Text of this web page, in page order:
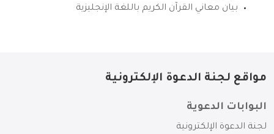
بيان معاني القرآن الكريم باللغة الإنجليزية
مواقع لجنة الدعوة الإلكترونية
البوابات الدعوية
لجنة الدعوة الإلكترونية